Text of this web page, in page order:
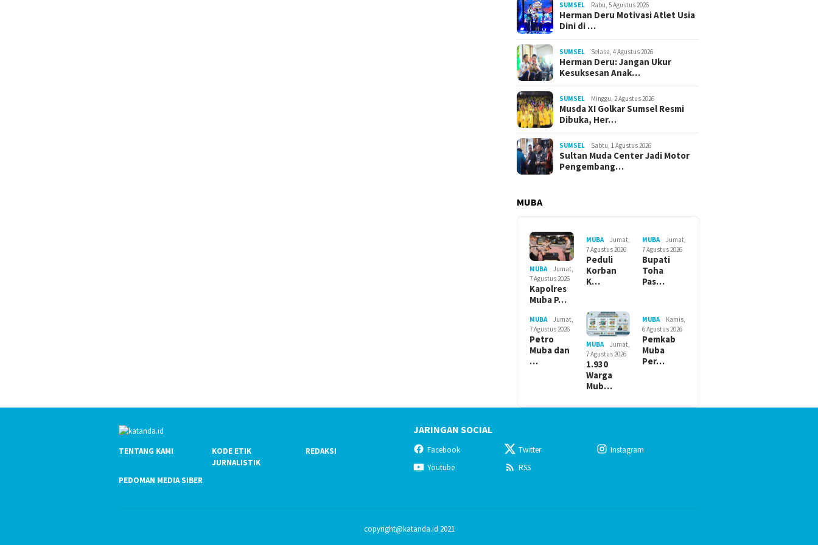
SUMSEL Rabu, 5 Agustus 2026
Herman Deru Motivasi Atlet Usia
Dini di …
SUMSEL Selasa, 4 Agustus 2026
Herman Deru: Jangan Ukur
Kesuksesan Anak…
SUMSEL Minggu, 2 Agustus 2026
Musda XI Golkar Sumsel Resmi
Dibuka, Her…
SUMSEL Sabtu, 1 Agustus 2026
Sultan Muda Center Jadi Motor
Pengembang…
MUBA
MUBA
Jumat,
7 Agustus 2026
Kapolres
Muba P…
MUBA
Jumat,
7 Agustus 2026
Peduli
Korban
K…
MUBA
Jumat,
7 Agustus 2026
Bupati
Toha
Pas…
MUBA
Jumat,
7 Agustus 2026
Petro
Muba dan
…
MUBA
Jumat,
7 Agustus 2026
1.930
Warga
Mub…
MUBA
Kamis,
6 Agustus 2026
Pemkab
Muba
Per…
TENTANG KAMI
KODE ETIK
JURNALISTIK
REDAKSI
PEDOMAN MEDIA SIBER
JARINGAN SOCIAL
Facebook Twitter
Instagram
Youtube
RSS
copyright@katanda.id 2021